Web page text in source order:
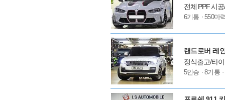
전체 PPF 시
모
6기통 550마
랜드로버 레
정식출고/타
모
5인승 8기통